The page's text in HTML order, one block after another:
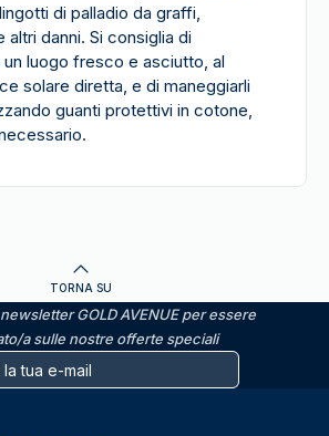
di palladio da graffi,
altri danni. Si consiglia di
un luogo fresco e asciutto, al
solare diretta, e di maneggiarli
guanti protettivi in cotone,
TORNA SU
GOLD AVENUE per essere
a sulle nostre offerte speciali